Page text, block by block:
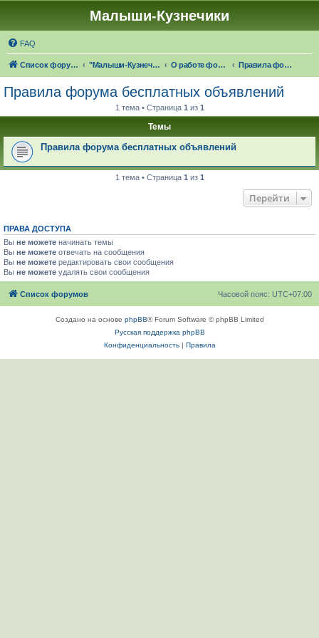
Малыши-Кузнечики
FAQ
Список форумов "Малыши-Кузнечики" (18+) О работе форума "Малыши-Кузнечики" Правила форума бесплатных объявлений
Правила форума бесплатных объявлений
1 тема • Страница 1 из 1
Темы
Правила форума бесплатных объявлений
1 тема • Страница 1 из 1
Перейти
ПРАВА ДОСТУПА
Вы не можете начинать темы
Вы не можете отвечать на сообщения
Вы не можете редактировать свои сообщения
Вы не можете удалять свои сообщения
Список форумов Часовой пояс: UTC+07:00
Создано на основе phpBB® Forum Software © phpBB Limited
Русская поддержка phpBB
Конфиденциальность| Правила